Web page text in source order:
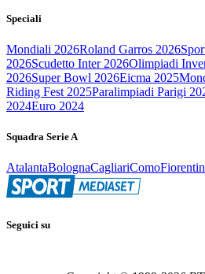
Speciali
Mondiali 2026Roland Garros 2026
2026Scudetto Inter 2026Olimpiadi
2026Super Bowl 2026Eicma 2025
Riding Fest 2025Paralimpiadi Parigi
2024Euro 2024
Squadra Serie A
AtalantaBolognaCagliariComo
Seguici su